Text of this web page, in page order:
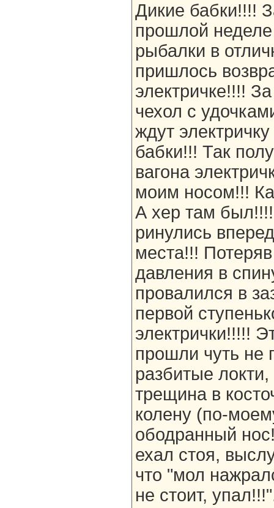
Дикие бабки!!!!
прошлой
рыбалки в
пришлось
электричке!!!!
чехол с
ждут
бабки!!! Так
вагона
моим носом!!!
А хер там
ринулись
места!!!
давления в
провалился в
первой
электрички!!!!!
прошли чуть не
разбитые
трещина в
колену (по-
ободранный
ехал стоя,
что "мол
не стоит,